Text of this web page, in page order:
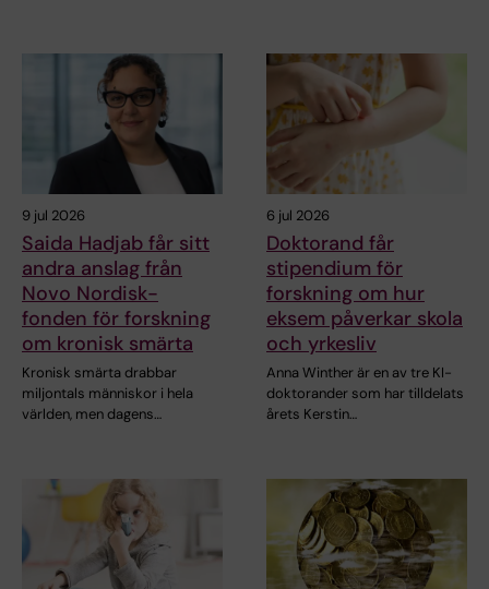
9 jul 2026
Saida Hadjab får sitt
andra anslag från
Novo Nordisk-
fonden för forskning
om kronisk smärta
Kronisk smärta drabbar
miljontals människor i hela
världen, men dagens…
6 jul 2026
Doktorand får
stipendium för
forskning om hur
eksem påverkar skola
och yrkesliv
Anna Winther är en av tre KI-
doktorander som har tilldelats
årets Kerstin…